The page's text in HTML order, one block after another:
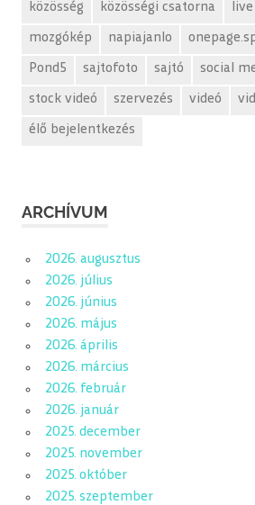
közösség közösségi csatorna live
mozgókép napiajanlo
Pond5 sajtofoto sajtó social
stock videó szervezés videó
élő bejelentkezés
ARCHÍVUM
2026. augusztus
2026. július
2026. június
2026. május
2026. április
2026. március
2026. február
2026. január
2025. december
2025. november
2025. október
2025. szeptember